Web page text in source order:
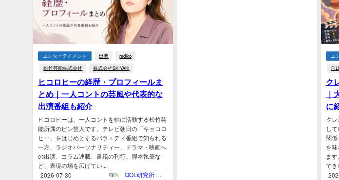
エンターテイメント 出典
radiko
松竹芸能株式会社
株式会社SKIYAKI
ヒコロヒーの経歴・プロフィールま
とめ｜一人コントの芸風や代表的な
出演番組も紹介
ヒコロヒーは、一人コントを軸に活動する松竹芸
能所属のピン芸人です。テレビ朝日の「キョコロ
ヒー」をはじめとするバラエティ番組で知られる
一方、ラジオパーソナリティー、ドラマ・映画へ
の出演、コラム連載、書籍の刊行、脚本執筆な
ど、表現の場を広げてい...
2026-07-30
QOL研究所 ウェブマガジン
エ
ク
｜
に
ク
し
関係
を
ま
でき